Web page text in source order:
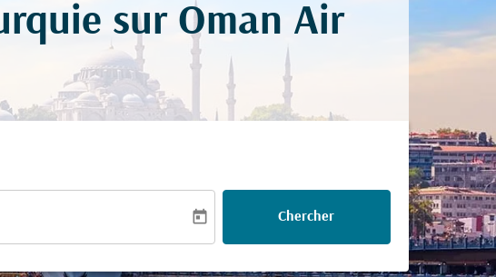
sur Oman Air
aria-label
today Chercher